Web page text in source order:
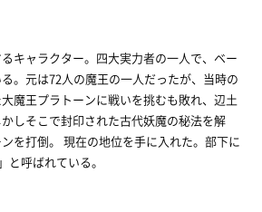
キャラクター。四大実力者の一人で、ベー
。元は72人の魔王の一人だったが、当時の
魔王プラトーンに戦いを挑むも敗れ、辺土
しそこで封印された古代妖魔の秘法を解
を打倒。 現在の地位を手に入れた。部下に
と呼ばれている。